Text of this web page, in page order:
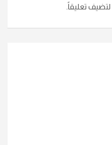
لتضيف تعليقاً.